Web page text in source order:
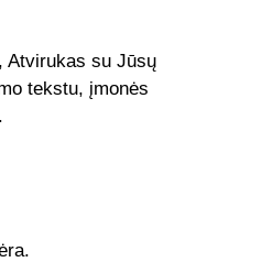
Atvirukas su Jūsų
tekstu, įmonės